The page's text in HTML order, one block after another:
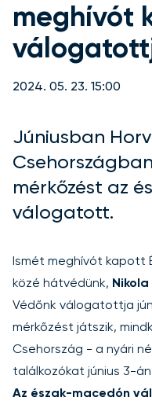
meghívót
2024. 05. 23. 15:00
Júniusban
mérkőzést az
válogatott.
Ismét meghívót kapott
közé hátvédünk,
Védőnk válogatottja
mérkőzést játszik,
Csehország - a nyári
találkozókat június 3-
Az észak-macedón